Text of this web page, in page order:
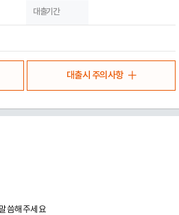
대출기간
대출시 주의사항
씀해주세요